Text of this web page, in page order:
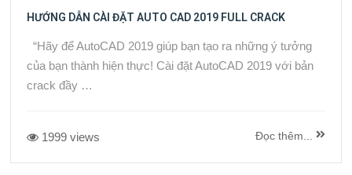
HƯỚNG DẪN CÀI ĐẶT AUTO CAD 2019 FULL CRACK
“Hãy để AutoCAD 2019 giúp bạn tạo ra những ý tưởng
của bạn thành hiện thực! Cài đặt AutoCAD 2019 với bản
crack đầy …
1999 views Đọc thêm...